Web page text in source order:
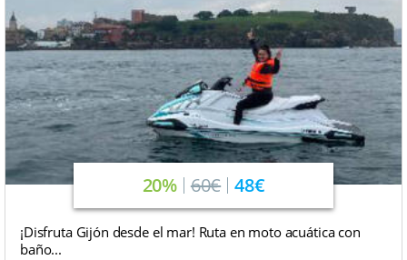
20% 60€ 48€
¡Disfruta Gijón desde el mar! Ruta en moto acuática con
baño...